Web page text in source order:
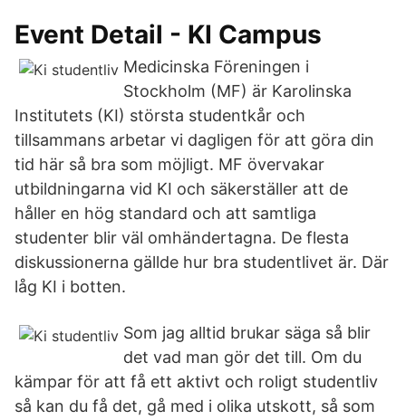
Event Detail - KI Campus
Medicinska Föreningen i
Stockholm (MF) är Karolinska
Institutets (KI) största studentkår och
tillsammans arbetar vi dagligen för att göra din
tid här så bra som möjligt. MF övervakar
utbildningarna vid KI och säkerställer att de
håller en hög standard och att samtliga
studenter blir väl omhändertagna. De flesta
diskussionerna gällde hur bra studentlivet är. Där
låg KI i botten.
Som jag alltid brukar säga så blir
det vad man gör det till. Om du
kämpar för att få ett aktivt och roligt studentliv
så kan du få det, gå med i olika utskott, så som